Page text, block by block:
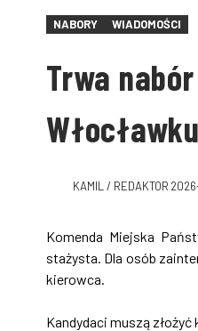
NABORY WIADOMOŚCI
Trwa
Włocławku
KAMIL / REDAKTOR
Komenda Miejska
stażysta. Dla osób
kierowca.
Kandydaci muszą